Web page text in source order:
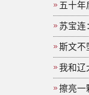
五十年
苏宝连
斯文不
我和辽
擦亮一